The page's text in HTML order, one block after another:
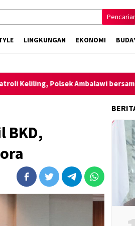
LINGKUNGAN EKONOMI
Ambalawi bersama TNI dan
BKD,